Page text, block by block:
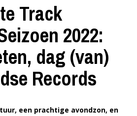
Track
2022:
dag (van)
Records
een prachtige avondzon, en